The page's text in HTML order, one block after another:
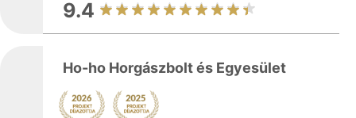
9.4
Ho-ho Horgászbolt és Egyesület